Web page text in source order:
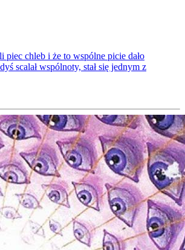
chleb i że to wspólne picie dało
scalał wspólnoty, stał się jednym z